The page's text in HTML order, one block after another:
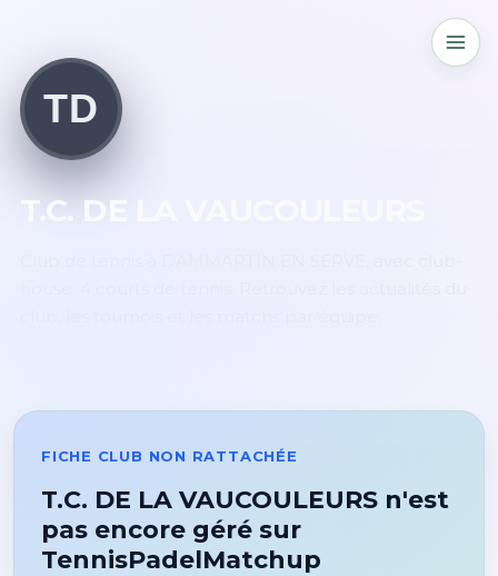
TD
T.C. DE LA VAUCOULEURS
FICHE CLUB NON RATTACHÉE
T.C. DE LA VAUCOULEURS n'est
pas encore géré sur
TennisPadelMatchup